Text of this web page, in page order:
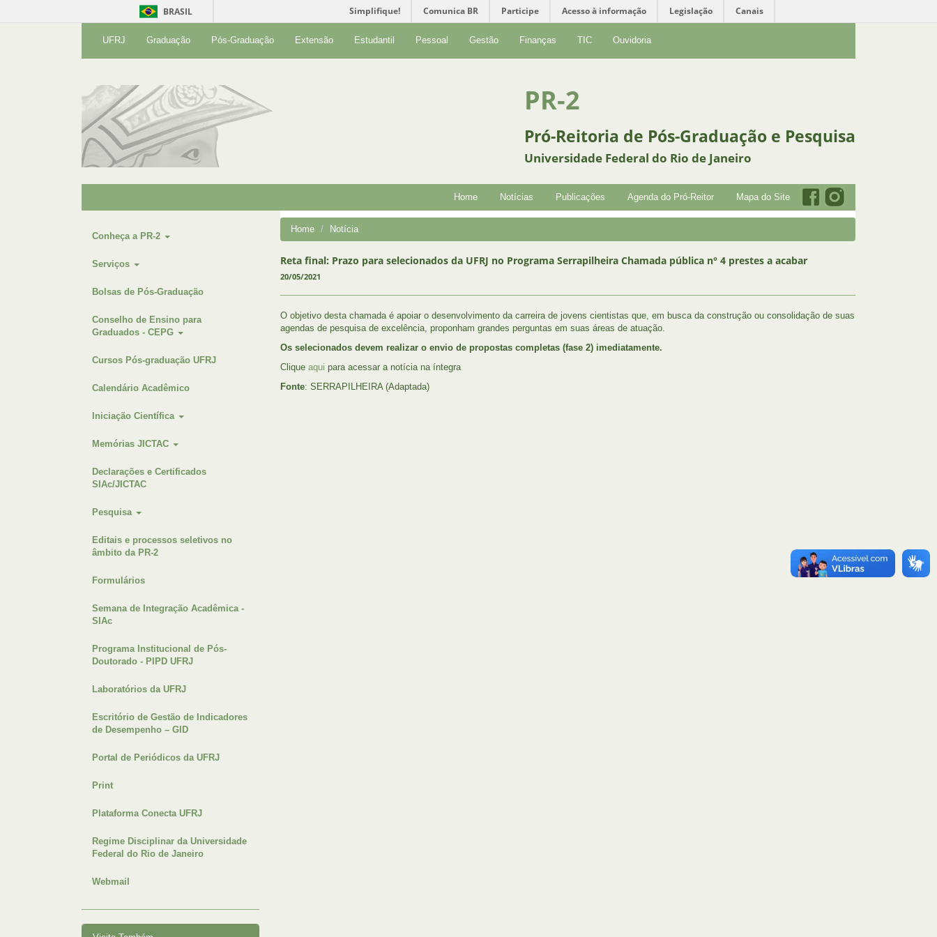
BRASIL Simplifique! Comunica BR Participe Acesso à informação Legislação Canais
UFRJ Graduação Pós-Graduação Extensão Estudantil Pessoal Gestão Finanças TIC Ouvidoria
PR-2
Pró-Reitoria de Pós-Graduação e Pesquisa
Universidade Federal do Rio de Janeiro
Home Notícias Publicações Agenda do Pró-Reitor Mapa do Site
Conheça a PR-2
Serviços
Bolsas de Pós-Graduação
Conselho de Ensino para
Graduados - CEPG
Cursos Pós-graduação UFRJ
Calendário Acadêmico
Iniciação Científica
Memórias JICTAC
Declarações e Certificados
SIAc/JICTAC
Pesquisa
Editais e processos seletivos no
âmbito da PR-2
Formulários
Semana de Integração Acadêmica -
SIAc
Programa Institucional de Pós-
Doutorado - PIPD UFRJ
Laboratórios da UFRJ
Escritório de Gestão de Indicadores
de Desempenho – GID
Portal de Periódicos da UFRJ
Print
Plataforma Conecta UFRJ
Regime Disciplinar da Universidade
Federal do Rio de Janeiro
Webmail
Home Notícia
Reta final: Prazo para selecionados da UFRJ no Programa Serrapilheira Chamada pública n° 4 prestes a acabar
20/05/2021
O objetivo desta chamada é apoiar o desenvolvimento da carreira de jovens cientistas que, em busca da construção ou consolidação de suas
agendas de pesquisa de excelência, proponham grandes perguntas em suas áreas de atuação.
Os selecionados devem realizar o envio de propostas completas (fase 2) imediatamente.
Clique aqui para acessar a notícia na íntegra
Fonte: SERRAPILHEIRA (Adaptada)